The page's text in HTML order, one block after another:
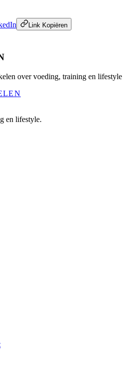
Link Kopiëren
over voeding, training en lifestyle
en lifestyle.